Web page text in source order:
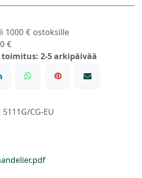
1000 € ostoksille
€
2-5 arkipäivää
5111G/CG-EU